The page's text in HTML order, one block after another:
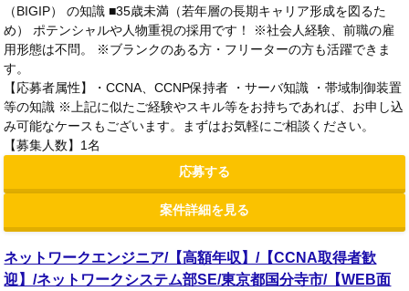
（BIGIP） の知識 ■35歳未満（若年層の長期キャリア形成を図るた
め） ポテンシャルや人物重視の採用です！ ※社会人経験、前職の雇
用形態は不問。 ※ブランクのある方・フリーターの方も活躍できま
す。
【応募者属性】・CCNA、CCNP保持者 ・サーバ知識 ・帯域制御装置
等の知識 ※上記に似たご経験やスキル等をお持ちであれば、お申し込
み可能なケースもございます。まずはお気軽にご相談ください。
【募集人数】1名
応募する
案件詳細を見る
ネットワークエンジニア/【高額年収】/【CCNA取得者歓
迎】/ネットワークシステム部SE/東京都国分寺市/【WEB面